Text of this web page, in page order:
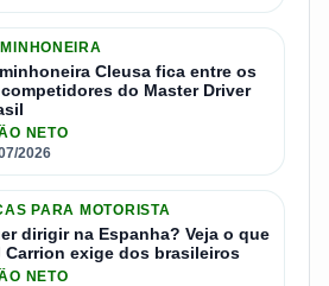
Cleusa fica entre os
competidores do Master Driver
NETO
2026
PARA MOTORISTA
dirigir na Espanha? Veja o que
Carrion exige dos brasileiros
NETO